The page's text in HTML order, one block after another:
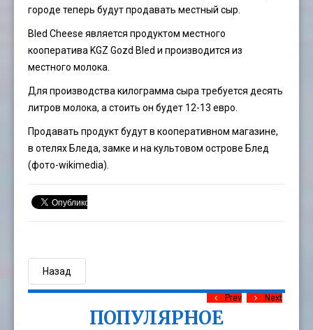
городе теперь будут продавать местный сыр.
Bled Cheese является продуктом местного
кооператива KGZ Gozd Bled и производится из
местного молока.
Для производства килограмма сыра требуется десять
литров молока, а стоить он будет 12-13 евро.
Продавать продукт будут в кооперативном магазине,
в отелях Бледа, замке и на культовом острове Блед
(фото-wikimedia).
Назад
ПОПУЛЯРНОЕ
Prev Next